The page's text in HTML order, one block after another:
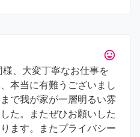
tag_faces
様、大変丁寧なお仕事を
本当に有難うございまし
で我が家が一層明るい雰
た。またぜひお願いした
ます。またプライバシー